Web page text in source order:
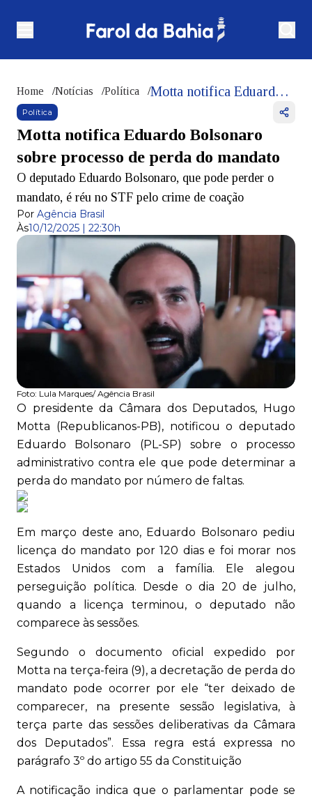
Home /Notícias /Política / Motta notifica Eduardo Bolsonaro sobre processo de perda do mandato
Política
Motta notifica Eduardo Bolsonaro
sobre processo de perda do mandato
O deputado Eduardo Bolsonaro, que pode perder o
mandato, é réu no STF pelo crime de coação
Por Agência Brasil
Às10/12/2025 | 22:30h
Foto: Lula Marques/ Agência Brasil
O presidente da Câmara dos Deputados, Hugo
Motta (Republicanos-PB), notificou o deputado
Eduardo Bolsonaro (PL-SP) sobre o processo
administrativo contra ele que pode determinar a
perda do mandato por número de faltas.
Em março deste ano, Eduardo Bolsonaro pediu
licença do mandato por 120 dias e foi morar nos
Estados Unidos com a família. Ele alegou
perseguição política. Desde o dia 20 de julho,
quando a licença terminou, o deputado não
comparece às sessões.
Segundo o documento oficial expedido por
Motta na terça-feira (9), a decretação de perda do
mandato pode ocorrer por ele “ter deixado de
comparecer, na presente sessão legislativa, à
terça parte das sessões deliberativas da Câmara
dos Deputados”. Essa regra está expressa no
parágrafo 3º do artigo 55 da Constituição
A notificação indica que o parlamentar pode se